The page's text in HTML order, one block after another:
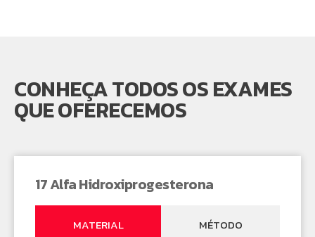
CONHEÇA TODOS OS EXAMES
QUE OFERECEMOS
17 Alfa Hidroxiprogesterona
MATERIAL MÉTODO